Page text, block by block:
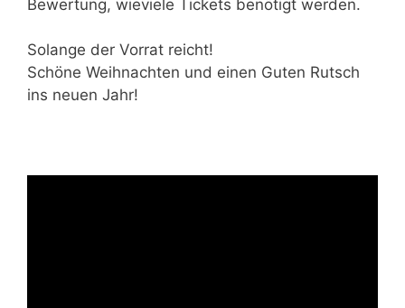
Bewertung, wieviele Tickets benötigt werden.
Solange der Vorrat reicht!
Schöne Weihnachten und einen Guten Rutsch
ins neuen Jahr!